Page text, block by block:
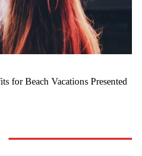
for Beach Vacations Presented